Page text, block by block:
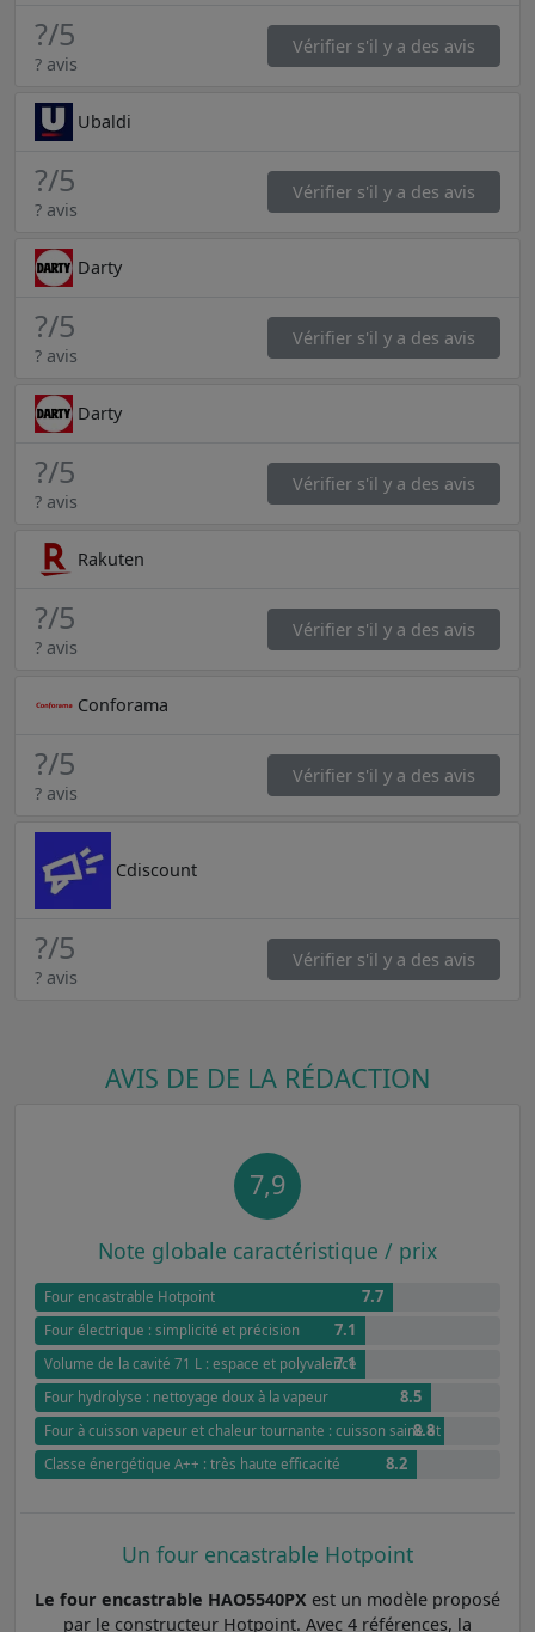
?/5
? avis
Vérifier s'il y a des avis
Ubaldi
?/5
? avis
Vérifier s'il y a des avis
Darty
?/5
? avis
Vérifier s'il y a des avis
Darty
?/5
? avis
Vérifier s'il y a des avis
Rakuten
?/5
? avis
Vérifier s'il y a des avis
Conforama
?/5
? avis
Vérifier s'il y a des avis
Cdiscount
?/5
? avis
Vérifier s'il y a des avis
AVIS DE DE LA RÉDACTION
7,9
Note globale caractéristique / prix
Four encastrable Hotpoint 7.7
Four électrique : simplicité et précision 7.1
Volume de la cavité 71 L : espace et polyvalence
7.1
Four hydrolyse : nettoyage doux à la vapeur 8.5
Four à cuisson vapeur et chaleur tournante : cuisson saine et douce
8.8
Classe énergétique A++ : très haute efficacité 8.2
Un four encastrable Hotpoint
Le four encastrable HAO5540PX est un modèle proposé
par le constructeur Hotpoint. Avec 4 références, la